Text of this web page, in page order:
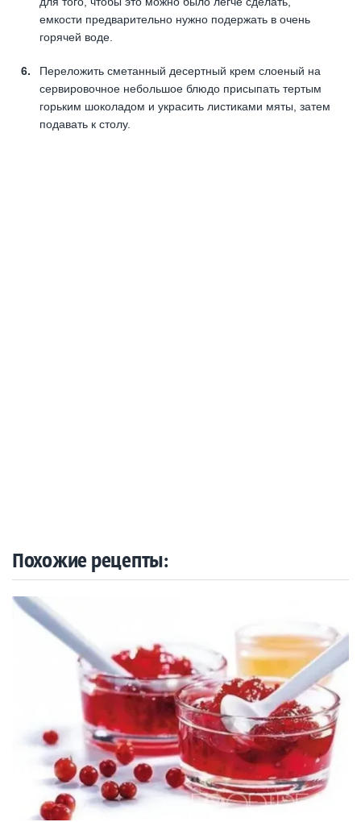
емкости предварительно нужно подержать в очень
горячей воде.
Переложить сметанный десертный крем слоеный на
сервировочное небольшое блюдо присыпать тертым
горьким шоколадом и украсить листиками мяты, затем
подавать к столу.
Похожие рецепты: